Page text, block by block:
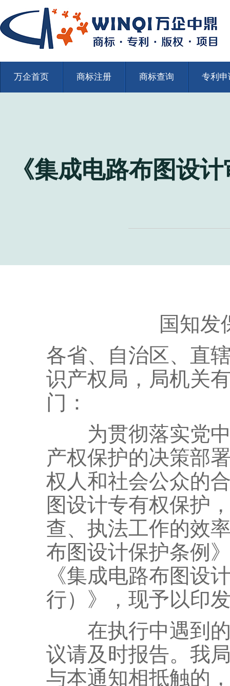
万企首页 商标注册 商标查询 专利申
《集成电路布图设
国知发保
各省、自治区、直
识产权局，局机关
门：
为贯彻落实党中
产权保护的决策部
权人和社会公众的
图设计专有权保护
查、执法工作的效
布图设计保护条例
《集成电路布图设
行）》，现予以印
在执行中遇到的
议请及时报告。我
与本通知相抵触的